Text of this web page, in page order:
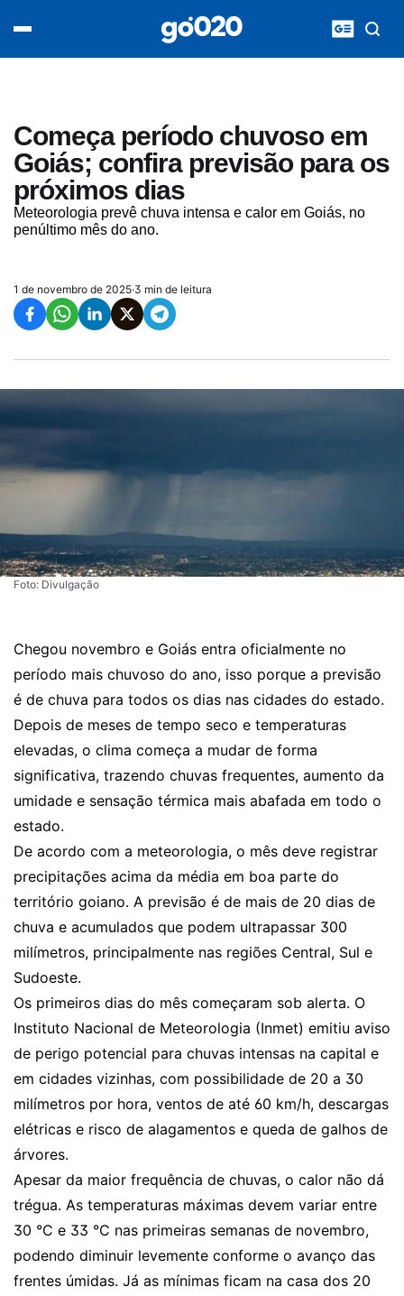
Começa período chuvoso em
Goiás; confira previsão para os
próximos dias
Meteorologia prevê chuva intensa e calor em Goiás, no
penúltimo mês do ano.
1 de novembro de 2025·3 min de leitura
Foto: Divulgação
Chegou novembro e Goiás entra oficialmente no
período mais chuvoso do ano, isso porque a previsão
é de chuva para todos os dias nas cidades do estado.
Depois de meses de tempo seco e temperaturas
elevadas, o clima começa a mudar de forma
significativa, trazendo chuvas frequentes, aumento da
umidade e sensação térmica mais abafada em todo o
estado.
De acordo com a meteorologia, o mês deve registrar
precipitações acima da média em boa parte do
território goiano. A previsão é de mais de 20 dias de
chuva e acumulados que podem ultrapassar 300
milímetros, principalmente nas regiões Central, Sul e
Sudoeste.
Os primeiros dias do mês começaram sob alerta. O
Instituto Nacional de Meteorologia (Inmet) emitiu aviso
de perigo potencial para chuvas intensas na capital e
em cidades vizinhas, com possibilidade de 20 a 30
milímetros por hora, ventos de até 60 km/h, descargas
elétricas e risco de alagamentos e queda de galhos de
árvores.
Apesar da maior frequência de chuvas, o calor não dá
trégua. As temperaturas máximas devem variar entre
30 °C e 33 °C nas primeiras semanas de novembro,
podendo diminuir levemente conforme o avanço das
frentes úmidas. Já as mínimas ficam na casa dos 20
acontece agora
entretenimento
vídeos
pod020